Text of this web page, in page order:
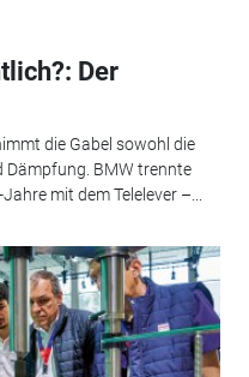
Der
die Gabel sowohl die
Dämpfung. BMW trennte
mit dem Telelever –...